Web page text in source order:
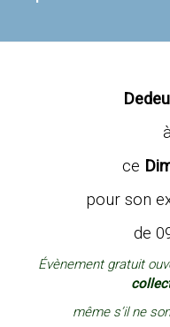
ce
pour son
de
Évènement gratuit
même s’il ne